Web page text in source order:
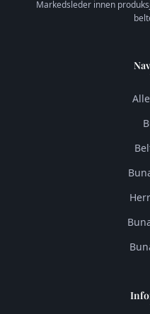
Markedsleder innen